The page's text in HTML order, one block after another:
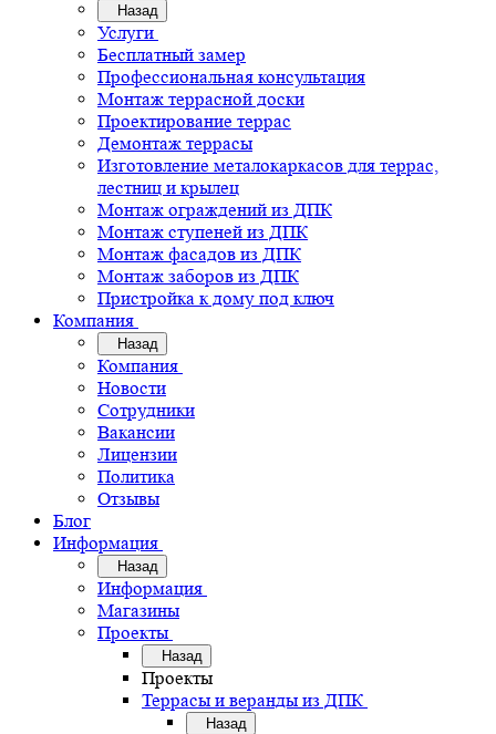
Назад
Услуги
Бесплатный замер
Профессиональная консультация
Монтаж террасной доски
Проектирование террас
Демонтаж террасы
Изготовление металокаркасов для террас,
лестниц и крылец
Монтаж ограждений из ДПК
Монтаж ступеней из ДПК
Монтаж фасадов из ДПК
Монтаж заборов из ДПК
Пристройка к дому под ключ
Компания
Назад
Компания
Новости
Сотрудники
Вакансии
Лицензии
Политика
Отзывы
Блог
Информация
Назад
Информация
Магазины
Проекты
Назад
Проекты
Террасы и веранды из ДПК
Назад